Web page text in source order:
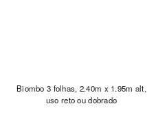
Biombo 3 folhas, 2.40m x 1.95m alt,
uso reto ou dobrado